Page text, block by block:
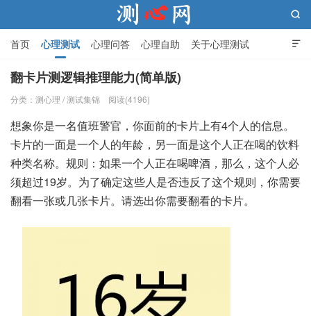

首页 心理测试 心理问答 心理自助 关于心理测试

翻卡片测逻辑推理能力(简单版)
分类： 测心理 /测试集锦 阅读(4196)
想象你是一名值班警官，你面前的卡片上有4个人的信息。
卡片的一面是一个人的年龄，另一面是这个人正在喝的饮料
种类名称。规则：如果一个人正在喝啤酒，那么，这个人必
须超过19岁。为了确定这些人是否违反了这个规则，你需要
翻看一张或几张卡片。请选出你需要翻看的卡片。